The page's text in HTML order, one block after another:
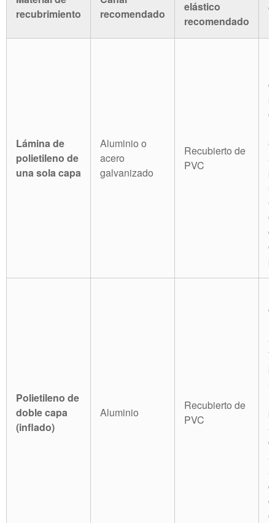
recubrimiento
recomendado
elástico
recomendado
Lámina de
polietileno de
una sola capa
Aluminio o
acero
galvanizado
Recubierto de
PVC
Polietileno de
doble capa
(inflado)
Aluminio
Recubierto de
PVC